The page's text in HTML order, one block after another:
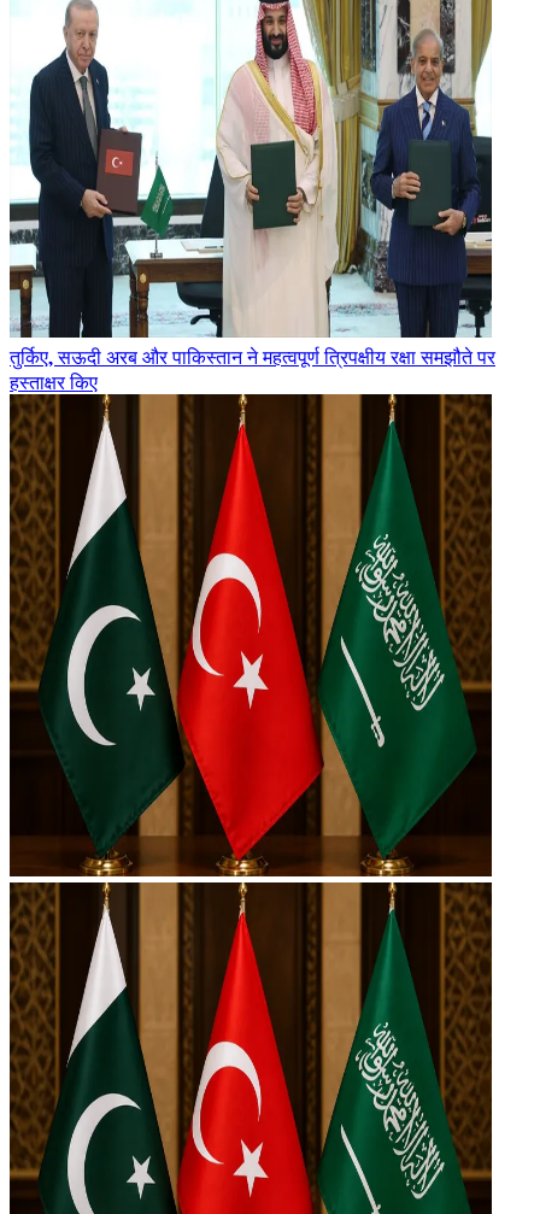
तुर्किए, सऊदी अरब और पाकिस्तान ने महत्वपूर्ण त्रिपक्षीय रक्षा समझौते पर
हस्ताक्षर किए